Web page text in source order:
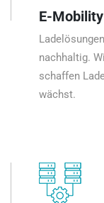
E-Mobility
nachhaltig.
schaffen
wächst.